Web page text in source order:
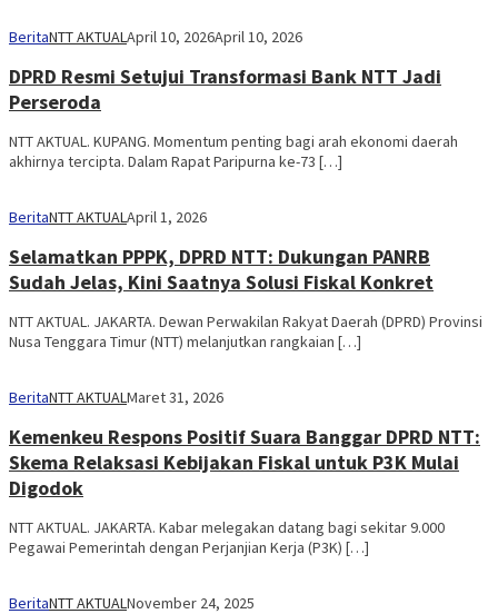
BeritaNTT AKTUALApril 10, 2026April 10, 2026
DPRD Resmi Setujui Transformasi Bank NTT Jadi
Perseroda
NTT AKTUAL. KUPANG. Momentum penting bagi arah ekonomi daerah
akhirnya tercipta. Dalam Rapat Paripurna ke-73 […]
BeritaNTT AKTUALApril 1, 2026
Selamatkan PPPK, DPRD NTT: Dukungan PANRB
Sudah Jelas, Kini Saatnya Solusi Fiskal Konkret
NTT AKTUAL. JAKARTA. Dewan Perwakilan Rakyat Daerah (DPRD) Provinsi
Nusa Tenggara Timur (NTT) melanjutkan rangkaian […]
BeritaNTT AKTUALMaret 31, 2026
Kemenkeu Respons Positif Suara Banggar DPRD NTT:
Skema Relaksasi Kebijakan Fiskal untuk P3K Mulai
Digodok
NTT AKTUAL. JAKARTA. Kabar melegakan datang bagi sekitar 9.000
Pegawai Pemerintah dengan Perjanjian Kerja (P3K) […]
BeritaNTT AKTUALNovember 24, 2025